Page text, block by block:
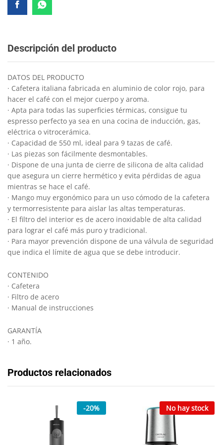
Descripción del producto
DATOS DEL PRODUCTO
· Cafetera italiana fabricada en aluminio de color rojo, para
hacer el café con el mejor cuerpo y aroma.
· Apta para todas las superficies térmicas, consigue tu
espresso perfecto ya sea en una cocina de inducción, gas,
eléctrica o vitrocerámica.
· Capacidad de 550 ml, ideal para 9 tazas de café.
· Las piezas son fácilmente desmontables.
· Dispone de una junta de cierre de silicona de alta calidad
que asegura un cierre hermético y evita pérdidas de agua
mientras se hace el café.
· Mango muy ergonómico para un uso cómodo de la cafetera
y termorresistente para aislar las altas temperaturas.
· El filtro del interior es de acero inoxidable de alta calidad
para lograr el café más puro y tradicional.
· Para mayor prevención dispone de una válvula de seguridad
que indica el límite de agua que se debe introducir.
CONTENIDO
· Cafetera
· Filtro de acero
· Manual de instrucciones
GARANTÍA
· 1 año.
Productos relacionados
-20% No hay stock